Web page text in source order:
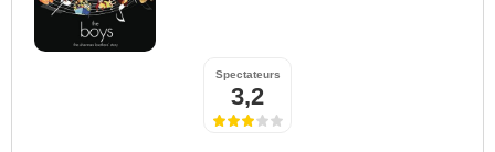
Spectateurs
3,2